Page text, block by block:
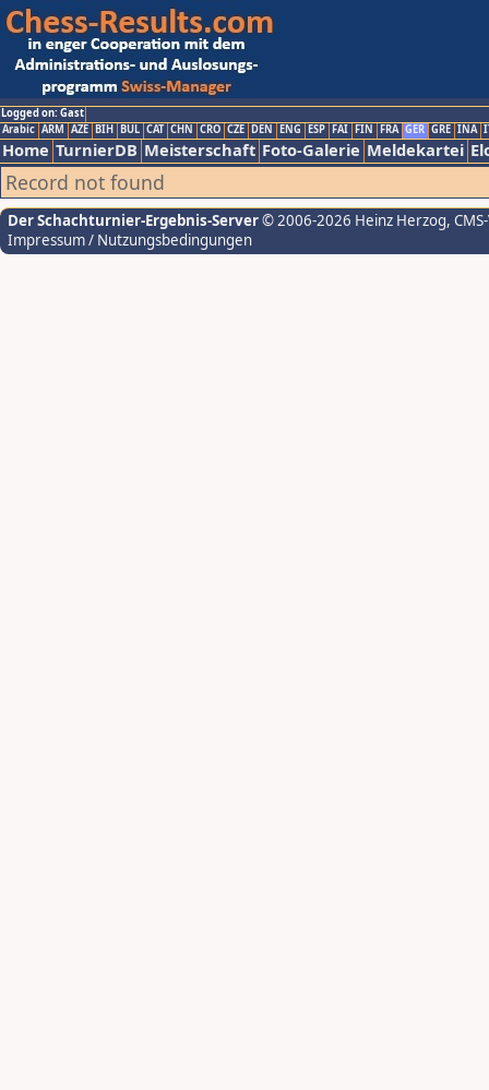
Logged on: Gast
Arabic ARM AZE BIH BUL CAT CHN CRO CZE DEN ENG ESP FAI FIN FRA GER GRE INA
Home TurnierDB Meisterschaft Foto-Galerie Meldekartei
Record not found
Der Schachturnier-Ergebnis-Server© 2006-2026 Heinz Herzog,
Impressum / Nutzungsbedingungen